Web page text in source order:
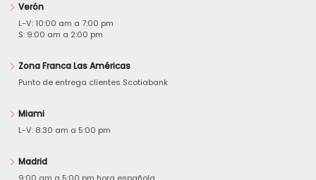
Verón
L-V: 10:00 am a 7:00 pm
S: 9:00 am a 2:00 pm
Zona Franca Las Américas
Punto de entrega clientes Scotiabank
Miami
L-V: 8:30 am a 5:00 pm
Madrid